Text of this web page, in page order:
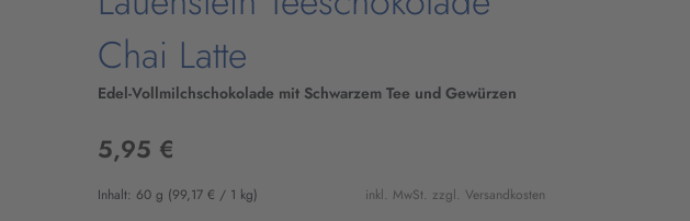
Chai Latte
Edel-Vollmilchschokolade mit Schwarzem Tee und Gewürzen
5,95 €
Inhalt: 60 g (99,17 € / 1 kg) inkl. MwSt. zzgl. Versandkosten